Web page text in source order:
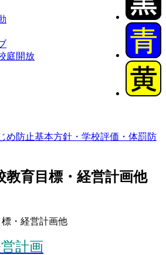
庭開放
め防止基本方針・学校評価・体罰防
教育目標・経営計画他
・経営計画他
計画